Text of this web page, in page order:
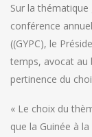
Sur la
conférence
((GYPC), le
temps, avocat au
pertinence du
« Le choix du
que la Guinée à